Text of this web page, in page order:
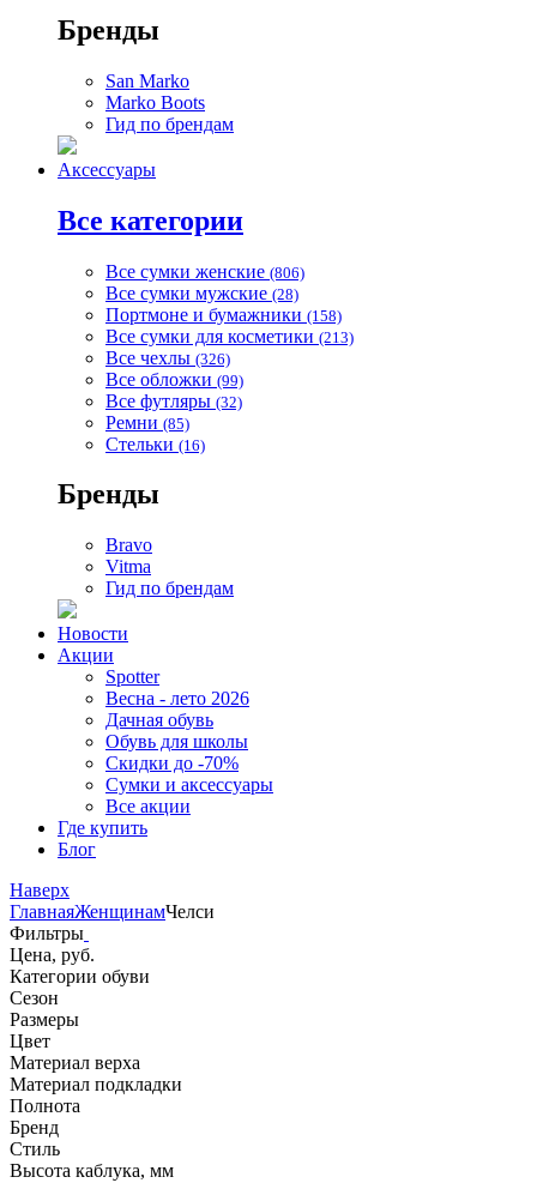
Бренды
San Marko
Marko Boots
Гид по брендам
Аксессуары
Все категории
Все сумки женские (806)
Все сумки мужские (28)
Портмоне и бумажники (158)
Все сумки для косметики (213)
Все чехлы (326)
Все обложки (99)
Все футляры (32)
Ремни (85)
Стельки (16)
Бренды
Bravo
Vitma
Гид по брендам
Новости
Акции
Spotter
Весна - лето 2026
Дачная обувь
Обувь для школы
Скидки до -70%
Сумки и аксессуары
Все акции
Где купить
Блог
Наверх
ГлавнаяЖенщинамЧелси
Фильтры
Цена, руб.
Категории обуви
Сезон
Размеры
Цвет
Материал верха
Материал подкладки
Полнота
Бренд
Стиль
Высота каблука, мм